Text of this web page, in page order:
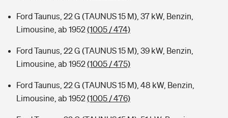
Ford Taunus, 22 G (TAUNUS 15 M), 37 kW, Benzin,
Limousine, ab 1952(1005 / 474)
Ford Taunus, 22 G (TAUNUS 15 M), 39 kW, Benzin,
Limousine, ab 1952(1005 / 475)
Ford Taunus, 22 G (TAUNUS 15 M), 48 kW, Benzin,
Limousine, ab 1952(1005 / 476)